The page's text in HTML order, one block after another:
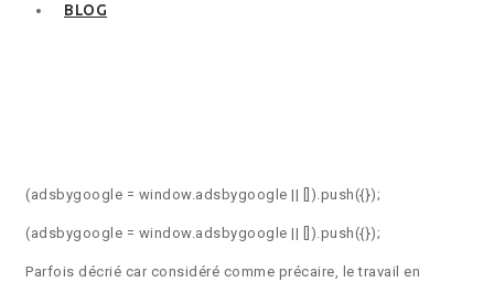
BLOG
(adsbygoogle = window.adsbygoogle || []).push({});
(adsbygoogle = window.adsbygoogle || []).push({});
Parfois décrié car considéré comme précaire, le travail en